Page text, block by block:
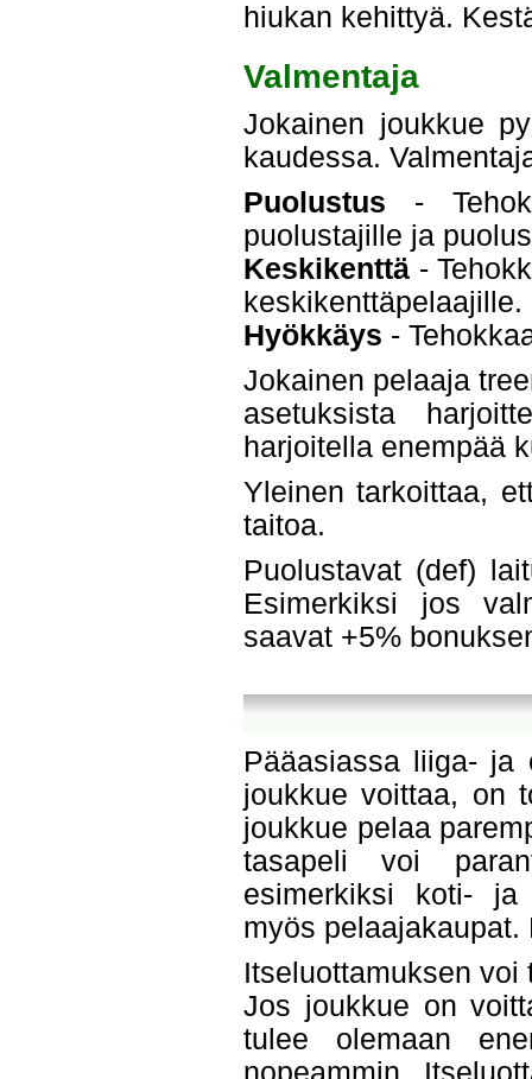
hiukan kehittyä.
Valmentaja
Jokainen joukkue
kaudessa.
Puolustus -
puolustajille ja
Keskikenttä -
keskikenttäpelaajille.
Hyökkäys -
Jokainen pelaaja
asetuksista
harjoitella enempää
Yleinen tarkoittaa,
taitoa.
Puolustavat (def)
Esimerkiksi jos
saavat +5%
Pääasiassa liiga- ja
joukkue voittaa, on
joukkue pelaa
tasapeli voi
esimerkiksi koti- ja
myös
Itseluottamuksen
Jos joukkue on
tulee olemaan
nopeammin.